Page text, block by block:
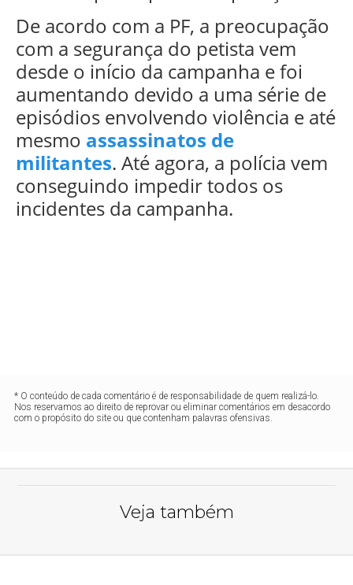
De acordo com a PF, a preocupação
com a segurança do petista vem
desde o início da campanha e foi
aumentando devido a uma série de
episódios envolvendo violência e até
mesmo assassinatos de
militantes. Até agora, a polícia vem
conseguindo impedir todos os
incidentes da campanha.
* O conteúdo de cada comentário é de responsabilidade de quem realizá-lo.
Nos reservamos ao direito de reprovar ou eliminar comentários em desacordo
com o propósito do site ou que contenham palavras ofensivas.
Veja também